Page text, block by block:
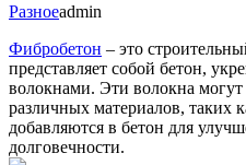
Разноеadmin
Фибробетон – это
представляет собой бетон,
волокнами. Эти волокна
различных материалов, таких
добавляются в бетон для
долговечности.